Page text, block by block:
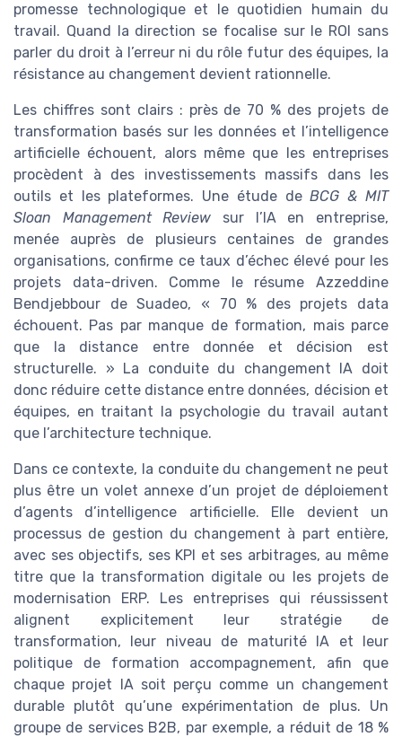
promesse technologique et le quotidien humain du
travail. Quand la direction se focalise sur le ROI sans
parler du droit à l’erreur ni du rôle futur des équipes, la
résistance au changement devient rationnelle.
Les chiffres sont clairs : près de 70 % des projets de
transformation basés sur les données et l’intelligence
artificielle échouent, alors même que les entreprises
procèdent à des investissements massifs dans les
outils et les plateformes. Une étude deBCG & MIT
Sloan Management Review sur l’IA en entreprise,
menée auprès de plusieurs centaines de grandes
organisations, confirme ce taux d’échec élevé pour les
projets data-driven. Comme le résume Azzeddine
Bendjebbour de Suadeo, « 70 % des projets data
échouent. Pas par manque de formation, mais parce
que la distance entre donnée et décision est
structurelle. » La conduite du changement IA doit
donc réduire cette distance entre données, décision et
équipes, en traitant la psychologie du travail autant
que l’architecture technique.
Dans ce contexte, la conduite du changement ne peut
plus être un volet annexe d’un projet de déploiement
d’agents d’intelligence artificielle. Elle devient un
processus de gestion du changement à part entière,
avec ses objectifs, ses KPI et ses arbitrages, au même
titre que la transformation digitale ou les projets de
modernisation ERP. Les entreprises qui réussissent
alignent explicitement leur stratégie de
transformation, leur niveau de maturité IA et leur
politique de formation accompagnement, afin que
chaque projet IA soit perçu comme un changement
durable plutôt qu’une expérimentation de plus. Un
groupe de services B2B, par exemple, a réduit de 18 %